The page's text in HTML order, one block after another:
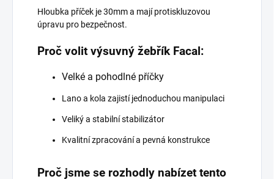
Hloubka příček je 30mm a mají protiskluzovou
úpravu pro bezpečnost.
Proč volit výsuvný žebřík Facal:
Velké a pohodlné příčky
Lano a kola zajistí jednoduchou manipulaci
Veliký a stabilní stabilizátor
Kvalitní zpracování a pevná konstrukce
Proč jsme se rozhodly nabízet tento